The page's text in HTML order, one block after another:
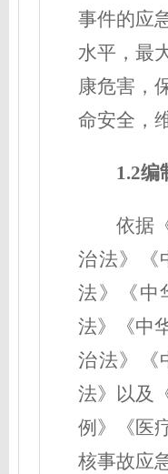
事件的应
水平，最
康危害，
命安全，
1.2编
依据
治法》《
法》《中
法》《中
治法》《
法》以及
例》《医
核事故应